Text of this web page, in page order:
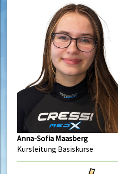
Anna-Sofia Maasberg
Kursleitung Basiskurse